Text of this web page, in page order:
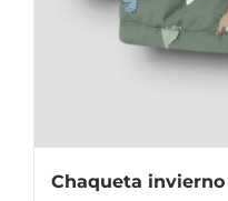
Chaqueta